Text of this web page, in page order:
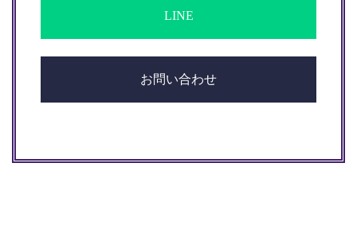
LINE
お問い合わせ